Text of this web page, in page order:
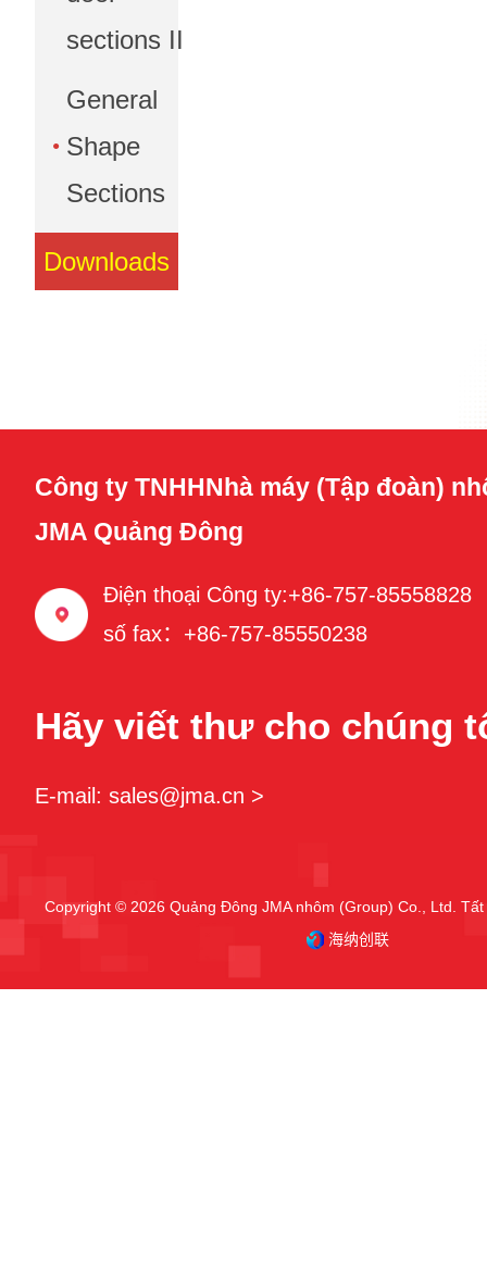
sections II
General
Shape
Sections
Downloads
Công ty TNHHNhà máy (Tập đoàn)
JMA Quảng Đông
Điện thoại Công ty:+86-757-85558828
số fax：+86-757-85550238
Hãy viết thư cho chúng
E-mail: sales@jma.cn >
Copyright © 2026 Quảng Đông JMA nhôm (Group) Co., Ltd.
海纳创联